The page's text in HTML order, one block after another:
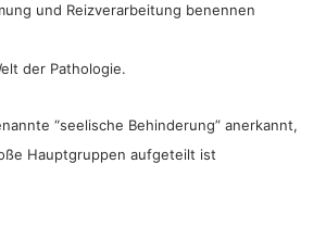
und Reizverarbeitung benennen
der Pathologie.
“seelische Behinderung” anerkannt,
Hauptgruppen aufgeteilt ist